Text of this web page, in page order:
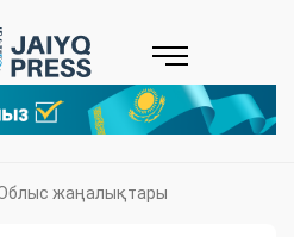
жаңалықтары